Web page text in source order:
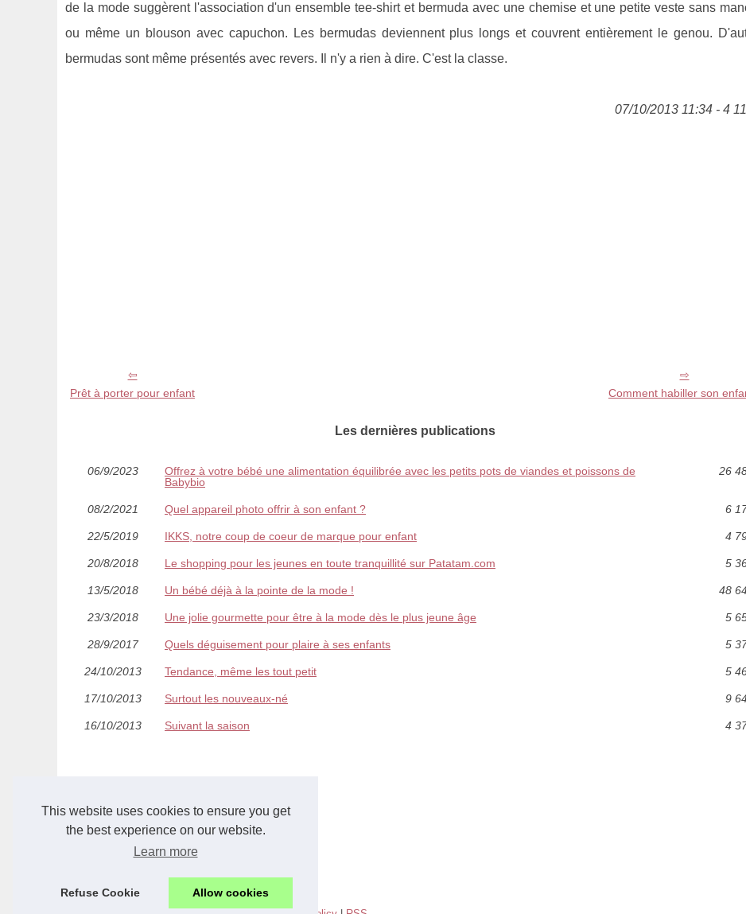
This website uses cookies to ensure you get
the best experience on our website.
Learn more
Refuse Cookie Allow cookies
de la mode suggèrent l'association d'un ensemble tee-shirt et bermuda avec une chemise et une petite veste sans
ou même un blouson avec capuchon. Les bermudas deviennent plus longs et couvrent entièrement le genou.
bermudas sont même présentés avec revers. Il n'y a rien à dire. C'est la classe.
07/10/2013 11:34 - 4
Prêt à porter pour enfant Comment habiller son
Les dernières publications
06/9/2023
Offrez à votre bébé une alimentation équilibrée avec les petits pots de viandes et poissons de
Babybio
26
08/2/2021 Quel appareil photo offrir à son enfant ? 6
22/5/2019 IKKS, notre coup de coeur de marque pour enfant 4
20/8/2018 Le shopping pour les jeunes en toute tranquillité sur Patatam.com 5
13/5/2018 Un bébé déjà à la pointe de la mode ! 48
23/3/2018 Une jolie gourmette pour être à la mode dès le plus jeune âge 5
28/9/2017 Quels déguisement pour plaire à ses enfants 5
24/10/2013 Tendance, même les tout petit 5
17/10/2013 Surtout les nouveaux-né 9
16/10/2013 Suivant la saison 4